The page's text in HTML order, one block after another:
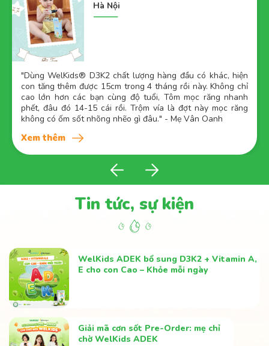
Hà Nội
"Dùng WelKids® D3K2 chất lượng hàng đầu có khác, hiện
con tăng thêm được 15cm trong 4 tháng rồi này. Không chỉ
cao lớn hơn các bạn cùng độ tuổi, Tôm mọc răng nhanh
phết, đâu đó 14-15 cái rồi. Trộm vía là đợt này mọc răng
không có ốm sốt nhõng nhẽo gì đâu." - Mẹ Vân Oanh
Xem thêm
Tin tức, sự kiện
WelKids ADEK bổ sung D3K2 + Vitamin A,
E cho con Cao – Khỏe mỗi ngày
Giải mã cơn sốt Pre-Order: mẹ chỉ
chờ WelKids ADEK